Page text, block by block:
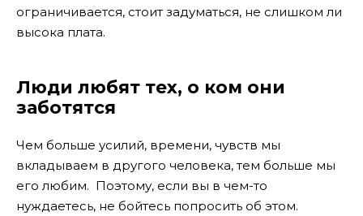
ограничивается, стоит задуматься, не слишком ли
высока плата.
Люди любят тех, о ком они
заботятся
Чем больше усилий, времени, чувств мы
вкладываем в другого человека, тем больше мы
его любим. Поэтому, если вы в чем-то
нуждаетесь, не бойтесь попросить об этом.